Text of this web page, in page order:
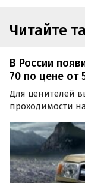
Читайте
В России
70 по цене от
Для ценителей
проходимости
всю свою
прежнему
классифайдов